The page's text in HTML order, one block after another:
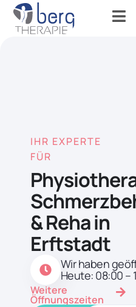
IHR EXPERTE
FÜR
& Reha in
Erftstadt
Wir haben
Heute: 08:00 –
Weitere
Öffnungszeiten